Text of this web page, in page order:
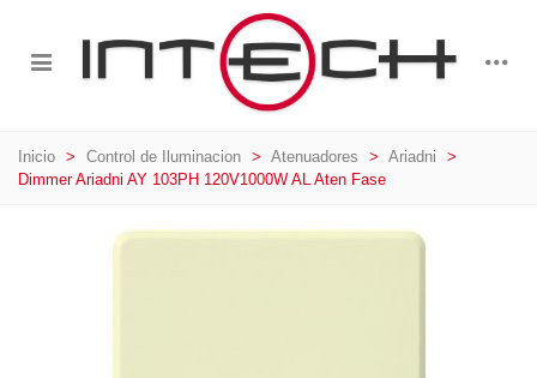
Inicio > Control de Iluminacion > Atenuadores > Ariadni
>
Dimmer Ariadni AY 103PH 120V1000W AL Aten Fase